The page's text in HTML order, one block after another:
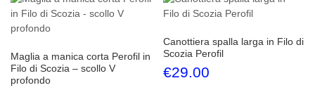
Maglia a manica corta Perofil in
Filo di Scozia – scollo V
profondo
Canottiera spalla larga in Filo di
Scozia Perofil
€29.00